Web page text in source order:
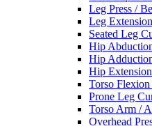
Leg Press /
Leg
Seated Leg
Hip
Hip
Hip
Torso
Prone Leg
Torso Arm /
Overhead